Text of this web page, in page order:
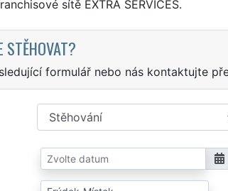
sítě EXTRA SERVICES.
STĚHOVAT?
formulář nebo nás kontaktujte